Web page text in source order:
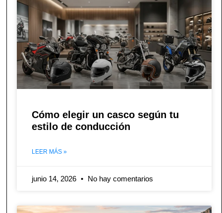
Cómo elegir un casco según tu
estilo de conducción
LEER MÁS »
junio 14, 2026 No hay comentarios